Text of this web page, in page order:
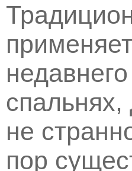
спальнях,
не
пор